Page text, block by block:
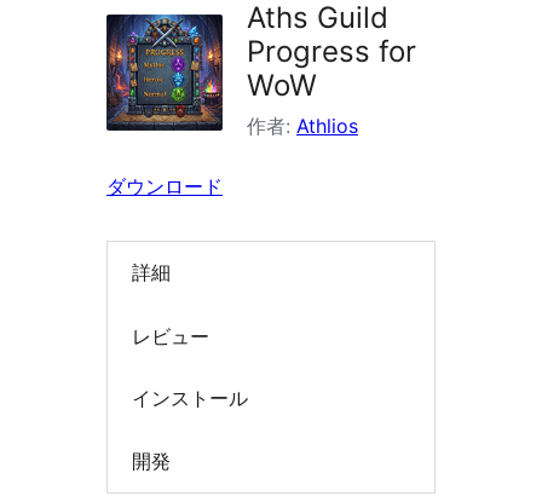
イ
ン
を
索
Aths Guild
Progress for
WoW
作者: Athlios
ダウンロード
詳細
レビュー
インストール
開発